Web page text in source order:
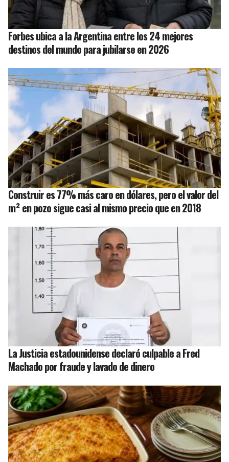
Forbes ubica a la Argentina entre los 24 mejores
destinos del mundo para jubilarse en 2026
Construir es 77% más caro en dólares, pero el valor del
m² en pozo sigue casi al mismo precio que en 2018
La Justicia estadounidense declaró culpable a Fred
Machado por fraude y lavado de dinero